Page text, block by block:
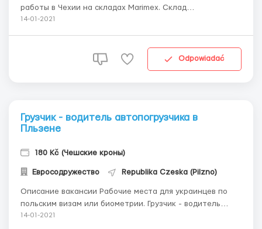
работы в Чехии на складах Marimex. Склад
ориентирован на сельхозяйственные и домашние
Условия: Платное проживание- 4800 крон/мес(...
14-01-2021
Odpowiadać
Грузчик - водитель автопогрузчика в
Пльзене
180 Kč (Чешские кроны)
Евросодружество Republika Czeska (Pilzno)
Описание вакансии Рабочие места для украинцев по
польским визам или биометрии. Грузчик - водитель
автопогрузчика 7 тонн. Долгосрочная работа в. Плзень,
14-01-2021